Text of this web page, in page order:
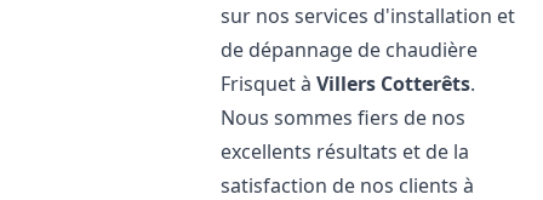
sur nos services d'installation et
de dépannage de chaudière
Frisquet àVillers Cotterêts.
Nous sommes fiers de nos
excellents résultats et de la
satisfaction de nos clients à